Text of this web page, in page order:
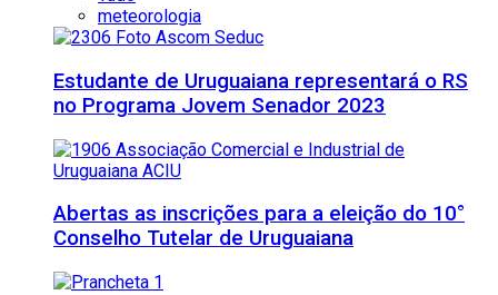
meteorologia
Estudante de Uruguaiana representará o RS
no Programa Jovem Senador 2023
Abertas as inscrições para a eleição do 10°
Conselho Tutelar de Uruguaiana